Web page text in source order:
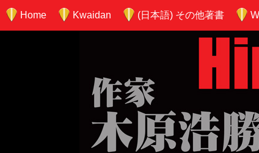
Home Kwaidan (日本語) その他著書